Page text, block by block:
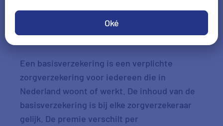
Oké
Check je voordeel
Een basisverzekering is een verplichte
zorgverzekering voor iedereen die in
Nederland woont of werkt. De inhoud van de
basisverzekering is bij elke zorgverzekeraar
gelijk. De premie verschilt per